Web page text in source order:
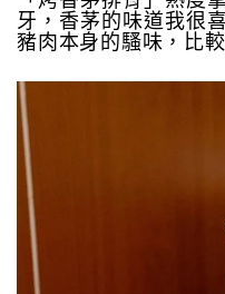
牙，香茅的味道我很
豬肉本身的騷味，比